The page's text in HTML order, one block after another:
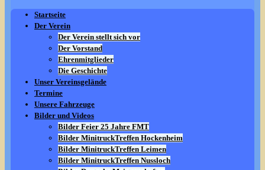
Startseite
Der Verein
Der Verein stellt sich vor
Der Vorstand
Ehrenmitglieder
Die Geschichte
Unser Vereinsgelände
Termine
Unsere Fahrzeuge
Bilder und Videos
Bilder Feier 25 Jahre FMT
Bilder MinitruckTreffen Hockenheim
Bilder MinitruckTreffen Leimen
Bilder MinitruckTreffen Nussloch